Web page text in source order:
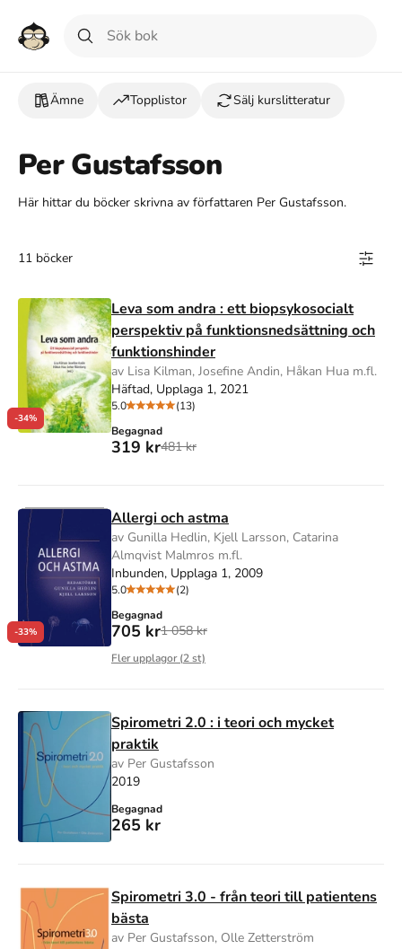
Ämne Topplistor Sälj kurslitteratur
Per Gustafsson
Här hittar du böcker skrivna av författaren Per Gustafsson.
11 böcker
-34%
Leva som andra : ett biopsykosocialt
perspektiv på funktionsnedsättning och
funktionshinder
av Lisa Kilman, Josefine Andin, Håkan Hua m.fl.
Häftad, Upplaga 1, 2021
5.0
(13)
Begagnad
319 kr481 kr
-33%
Allergi och astma
av Gunilla Hedlin, Kjell Larsson, Catarina
Almqvist Malmros m.fl.
Inbunden, Upplaga 1, 2009
5.0
(2)
Begagnad
705 kr1 058 kr
Fler upplagor (2st)
Spirometri 2.0 : i teori och mycket
praktik
av Per Gustafsson
2019
Begagnad
265 kr
Spirometri 3.0 - från teori till patientens
bästa
av Per Gustafsson, Olle Zetterström